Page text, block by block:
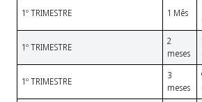
1º TRIMESTRE 1 Mês
1º TRIMESTRE
2
meses
1º TRIMESTRE
3
meses